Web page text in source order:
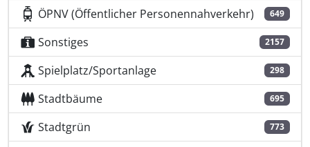
ÖPNV (Öffentlicher Personennahverkehr) 649
Sonstiges 2157
Spielplatz/Sportanlage 298
Stadtbäume 695
Stadtgrün 773